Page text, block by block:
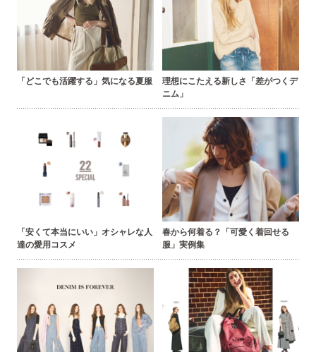
「どこでも活躍する」気になる夏服
理想にこたえる新しさ「差がつくデ
ニム」
「安くて本当にいい」オシャレな人
達の愛用コスメ
春から何着る？「可愛く着回せる
服」実例集